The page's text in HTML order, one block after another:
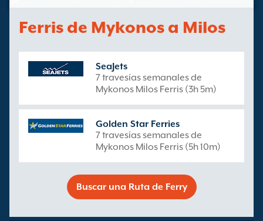
Ferris de Mykonos a Milos
SeaJets
7 travesías semanales de
Mykonos Milos Ferris (3h 5m)
Golden Star Ferries
7 travesías semanales de
Mykonos Milos Ferris (5h 10m)
Buscar una Ruta de Ferry